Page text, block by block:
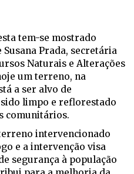
tem-se mostrado
Susana Prada, secretária
Naturais e Alterações
um terreno, na
a ser alvo de
limpo e reflorestado
comunitários.
intervencionado
e a intervenção visa
segurança à população